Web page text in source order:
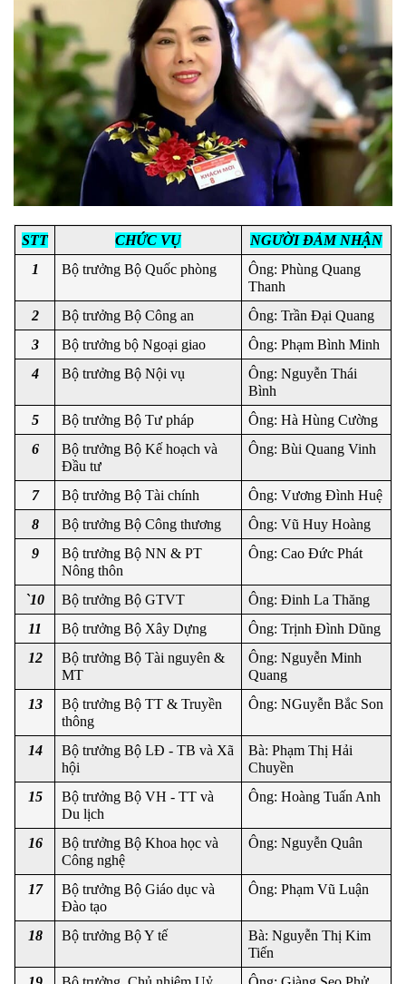
STT CHỨC VỤ
NGƯỜI ĐẢM NHẬN
1
Bộ trưởng Bộ Quốc phòng
Ông: Phùng Quang
Thanh
2
Bộ trưởng Bộ Công an
Ông: Trần Đại Quang
3
Bộ trưởng bộ Ngoại giao
Ông: Phạm Bình Minh
4
Bộ trưởng Bộ Nội vụ
Ông: Nguyễn Thái
Bình
5
Bộ trưởng Bộ Tư pháp
Ông: Hà Hùng Cường
6
Bộ trưởng Bộ Kế hoạch và
Đầu tư
Ông: Bùi Quang Vinh
7 Bộ trưởng Bộ Tài chính
Ông: Vương Đình Huệ
8
Bộ trưởng Bộ Công thương
Ông: Vũ Huy Hoàng
9
Bộ trưởng Bộ NN & PT
Nông thôn
Ông: Cao Đức Phát
`10 Bộ trưởng Bộ GTVT
Ông: Đinh La Thăng
11
Bộ trưởng Bộ Xây Dựng
Ông: Trịnh Đình Dũng
12
Bộ trưởng Bộ Tài nguyên &
MT
Ông: Nguyễn Minh
Quang
13
Bộ trưởng Bộ TT & Truyền
thông
Ông: NGuyễn Bắc Son
14
Bộ trưởng Bộ LĐ - TB và Xã
hội
Bà: Phạm Thị Hải
Chuyền
15
Bộ trưởng Bộ VH - TT và
Du lịch
Ông: Hoàng Tuấn Anh
16
Bộ trưởng Bộ Khoa học và
Công nghệ
Ông: Nguyễn Quân
17
Bộ trưởng Bộ Giáo dục và
Đào tạo
Ông: Phạm Vũ Luận
18 Bộ trưởng Bộ Y tế
Bà: Nguyễn Thị Kim
Tiến